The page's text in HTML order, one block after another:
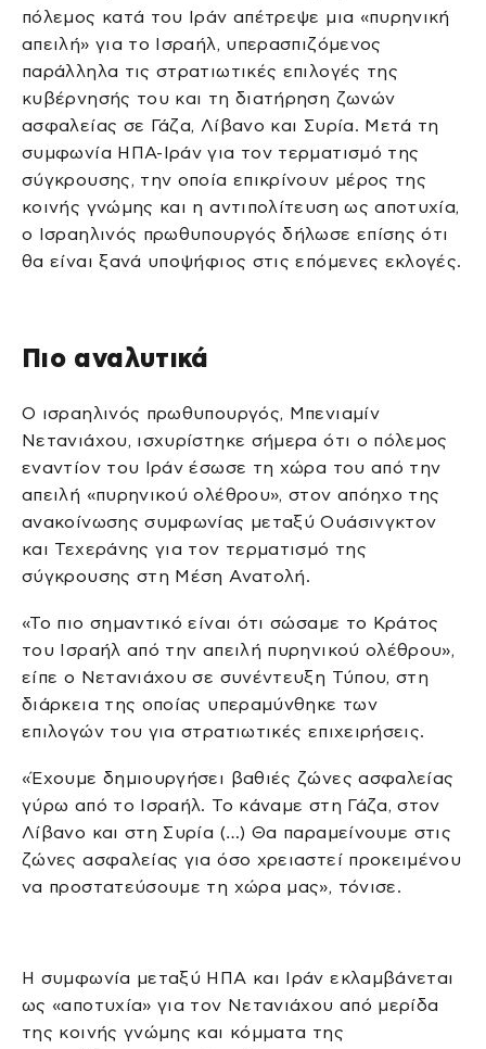
πόλεμος κατά του Ιράν απέτρεψε μια «πυρηνική
απειλή» για το Ισραήλ, υπερασπιζόμενος
παράλληλα τις στρατιωτικές επιλογές της
κυβέρνησής του και τη διατήρηση ζωνών
ασφαλείας σε Γάζα, Λίβανο και Συρία. Μετά τη
συμφωνία ΗΠΑ-Ιράν για τον τερματισμό της
σύγκρουσης, την οποία επικρίνουν μέρος της
κοινής γνώμης και η αντιπολίτευση ως αποτυχία,
ο Ισραηλινός πρωθυπουργός δήλωσε επίσης ότι
θα είναι ξανά υποψήφιος στις επόμενες εκλογές.
Πιο αναλυτικά
Ο ισραηλινός πρωθυπουργός, Μπενιαμίν
Νετανιάχου, ισχυρίστηκε σήμερα ότι ο πόλεμος
εναντίον του Ιράν έσωσε τη χώρα του από την
απειλή «πυρηνικού ολέθρου», στον απόηχο της
ανακοίνωσης συμφωνίας μεταξύ Ουάσινγκτον
και Τεχεράνης για τον τερματισμό της
σύγκρουσης στη Μέση Ανατολή.
«Το πιο σημαντικό είναι ότι σώσαμε το Κράτος
του Ισραήλ από την απειλή πυρηνικού ολέθρου»,
είπε ο Νετανιάχου σε συνέντευξη Τύπου, στη
διάρκεια της οποίας υπεραμύνθηκε των
επιλογών του για στρατιωτικές επιχειρήσεις.
«Έχουμε δημιουργήσει βαθιές ζώνες ασφαλείας
γύρω από το Ισραήλ. Το κάναμε στη Γάζα, στον
Λίβανο και στη Συρία (…) Θα παραμείνουμε στις
ζώνες ασφαλείας για όσο χρειαστεί προκειμένου
να προστατεύσουμε τη χώρα μας», τόνισε.
Η συμφωνία μεταξύ ΗΠΑ και Ιράν εκλαμβάνεται
ως «αποτυχία» για τον Νετανιάχου από μερίδα
της κοινής γνώμης και κόμματα της